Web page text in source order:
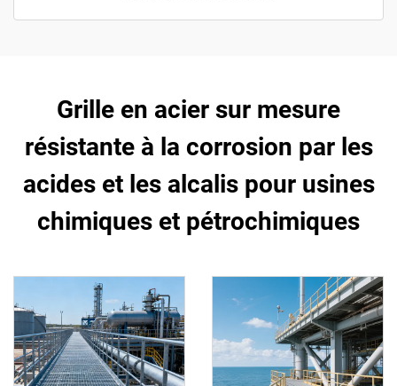
Grille en acier sur mesure
résistante à la corrosion par les
acides et les alcalis pour usines
chimiques et pétrochimiques